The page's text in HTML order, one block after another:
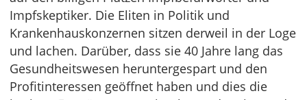
Impfskeptiker. Die Eliten in Politik und
Krankenhauskonzernen sitzen derweil in der Loge
und lachen. Darüber, dass sie 40 Jahre lang das
Gesundheitswesen heruntergespart und den
Profitinteressen geöffnet haben und dies die